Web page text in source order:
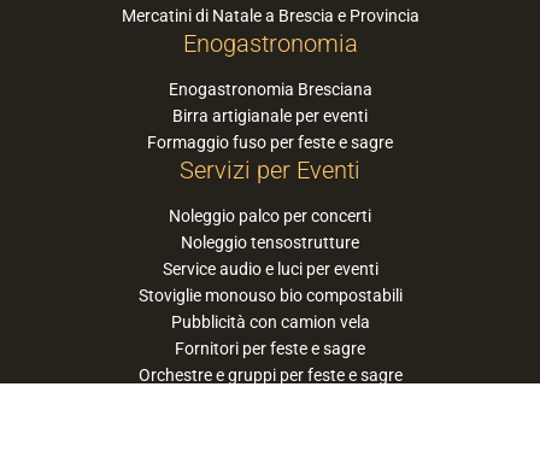
Mercatini di Natale a Brescia e Provincia
Enogastronomia
Enogastronomia Bresciana
Birra artigianale per eventi
Formaggio fuso per feste e sagre
Servizi per Eventi
Noleggio palco per concerti
Noleggio tensostrutture
Service audio e luci per eventi
Stoviglie monouso bio compostabili
Pubblicità con camion vela
Fornitori per feste e sagre
Orchestre e gruppi per feste e sagre